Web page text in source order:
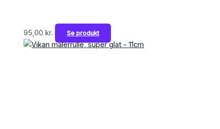
95,00 kr. Se produkt